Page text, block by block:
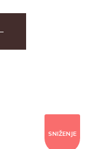
SNIŽENJE